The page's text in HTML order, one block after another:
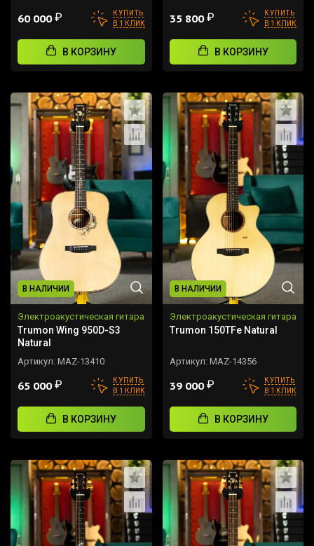
60 000₽
КУПИТЬ
В 1 КЛИК
В КОРЗИНУ
35 800₽
КУПИТЬ
В 1 КЛИК
В КОРЗИНУ
В НАЛИЧИИ
Электроакустическая гитара
Trumon Wing 950D-S3
Natural
Артикул: MAZ-13410
65 000₽
КУПИТЬ
В 1 КЛИК
В КОРЗИНУ
В НАЛИЧИИ
Электроакустическая гитара
Trumon 150TFe Natural
Артикул: MAZ-14356
39 000₽
КУПИТЬ
В 1 КЛИК
В КОРЗИНУ